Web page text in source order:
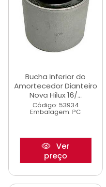
Bucha Inferior do
Amortecedor Dianteiro
Nova Hilux 16/...
Código: 53934
Embalagem: PC
Ver
preço